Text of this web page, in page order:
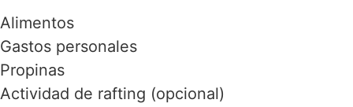
Alimentos
Gastos personales
Propinas
Actividad de rafting (opcional)